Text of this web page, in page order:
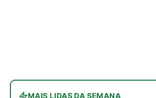
MAIS LIDAS DA SEMANA